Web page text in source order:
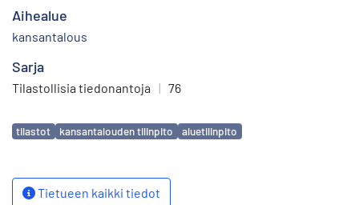
Aihealue
kansantalous
Sarja
Tilastollisia tiedonantoja | 76
Avainsanat
tilastot kansantalouden tilinpito aluetilinpito
Tietueen kaikki tiedot